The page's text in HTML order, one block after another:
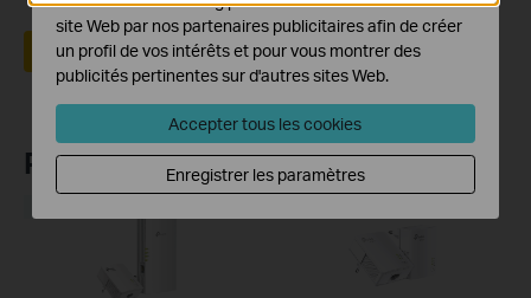
Oui Non
Produits Recommandés
site Web par nos partenaires publicitaires afin de créer
un profil de vos intérêts et pour vous montrer des
publicités pertinentes sur d'autres sites Web.
Accepter tous les cookies
Enregistrer les paramètres